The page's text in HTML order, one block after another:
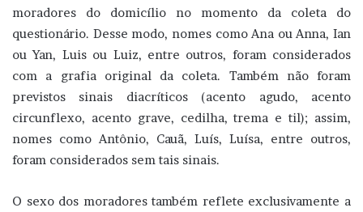
moradores do domicílio no momento da coleta do
questionário. Desse modo, nomes como Ana ou Anna, Ian
ou Yan, Luis ou Luiz, entre outros, foram considerados
com a grafia original da coleta. Também não foram
previstos sinais diacríticos (acento agudo, acento
circunflexo, acento grave, cedilha, trema e til); assim,
nomes como Antônio, Cauã, Luís, Luísa, entre outros,
foram considerados sem tais sinais.
O sexo dos moradores também reflete exclusivamente a